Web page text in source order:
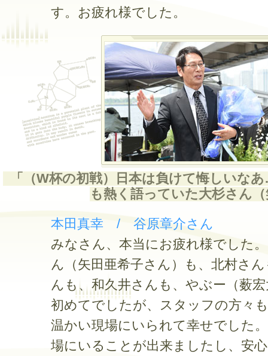
す。お疲れ様でした。
「（W杯の初戦）日本は負けて悔しいな
も熱く語っていた大杉さん
本田真幸 / 谷原章介さん
みなさん、本当にお疲れ様でした
ん（矢田亜希子さん）も、北村さ
んも、和久井さんも、やぶー（薮
初めてでしたが、スタッフの方々
温かい現場にいられて幸せでした
場にいることが出来ましたし、安